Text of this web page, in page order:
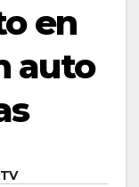
en
auto